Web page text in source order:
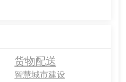
货物配送
智慧城市建设